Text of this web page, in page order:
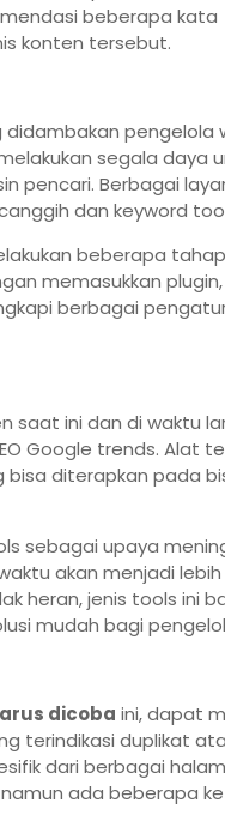
beberapa kata
konten tersebut.
didambakan pengelola
segala daya
pencari. Berbagai
dan keyword
beberapa
memasukkan
berbagai
saat ini dan di waktu
Google trends. Alat
diterapkan pada
sebagai upaya
akan menjadi
heran, jenis tools ini
mudah bagi
dicoba ini, dapat
terindikasi duplikat
dari berbagai
ada beberapa